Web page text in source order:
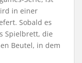
in einer
Sobald es
Spielbrett, die
Beutel, in dem